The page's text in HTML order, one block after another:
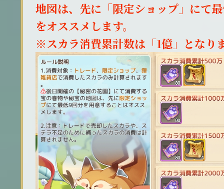
地図は、先に「限定ショップ」にて
をオススメします。
※スカラ消費累計数は「1億」となり